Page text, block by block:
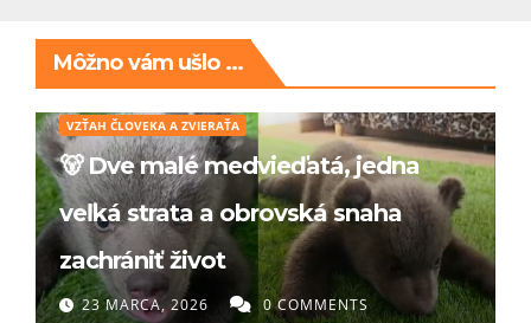
Môžno vám ušlo ...
VZŤAH ČLOVEKA A ZVIERAŤA
🐻 Dve malé medvieďatá, jedna
veľká strata a obrovská snaha
zachrániť život
23 MARCA, 2026 0 COMMENTS